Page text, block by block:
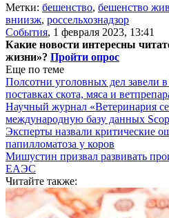
Метки: бешенство, бешенство
вниизж, россельхознадзор
События, 1 февраля 2023, 13:41
Какие новости интересны
жизни»? Пройти опрос
Еще по теме
Полсотни уголовных дел завели
поставках скота, мяса и
Научный журнал «Ветеринария
международную базу данных
Эксперты назвали критические
папилломатоза у коров
Мишустин призвал развивать
ЕАЭС
Читайте также: